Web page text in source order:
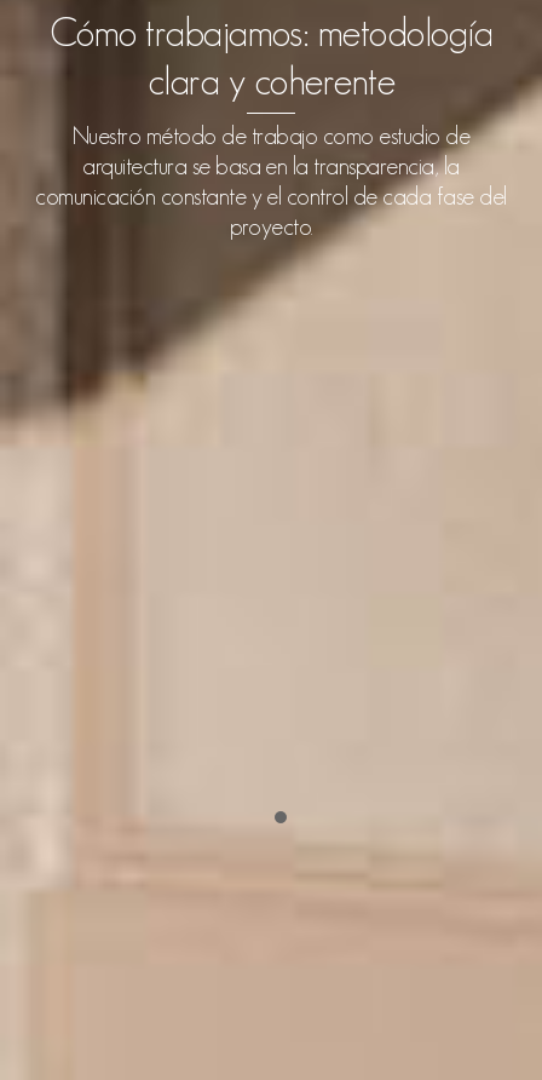
Cómo trabajamos: metodología
clara y coherente
Nuestro método de trabajo como estudio de
arquitectura se basa en la transparencia, la
comunicación constante y el control de cada fase del
proyecto.
1. Primera fase: Conocimiento y viabilidad
Nos reunimos en nuestra oficina de Calle Triana -o
visitamos tu propiedad si lo prefieres- para entender
Redactamos el proyecto completo con toda la